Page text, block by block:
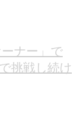
ーナー」で
挑戦し続け